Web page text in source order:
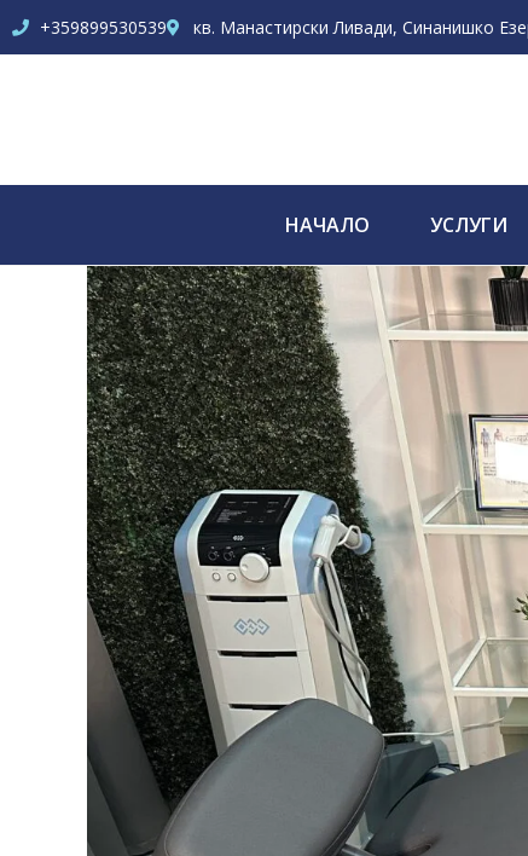
+359899530539 кв. Манастирски Ливади, Синанишко
НАЧАЛО УСЛУГИ